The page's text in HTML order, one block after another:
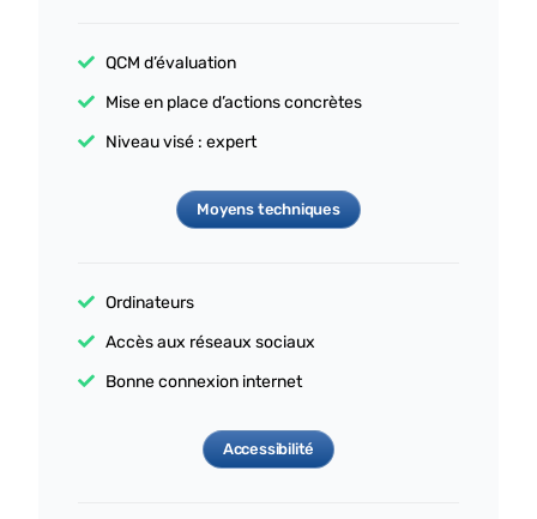
QCM d’évaluation
Mise en place d’actions concrètes
Niveau visé : expert
Moyens techniques
Ordinateurs
Accès aux réseaux sociaux
Bonne connexion internet
Accessibilité